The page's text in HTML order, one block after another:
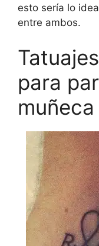
esto sería lo
entre ambos.
para
muñeca